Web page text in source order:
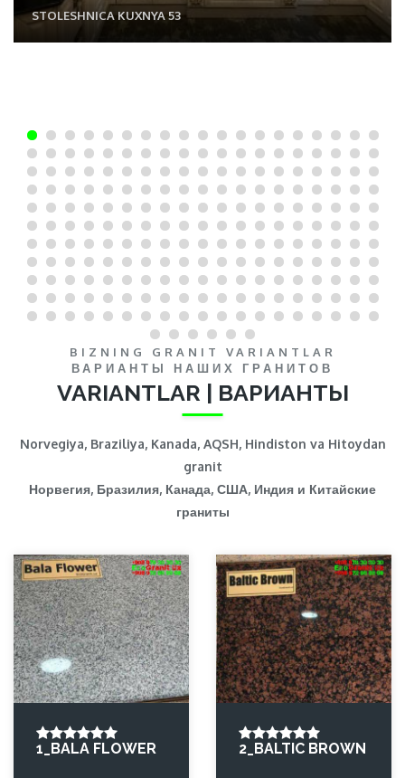
STOLESHNICA KUXNYA 53
BIZNING GRANIT VARIANTLAR
ВАРИАНТЫ НАШИХ ГРАНИТОВ
VARIANTLAR | ВАРИАНТЫ
Norvegiya, Braziliya, Kanada, AQSH, Hindiston va Hitoydan
granit
Норвегия, Бразилия, Канада, США, Индия и Китайские
граниты
1_BALA FLOWER 2_BALTIC BROWN